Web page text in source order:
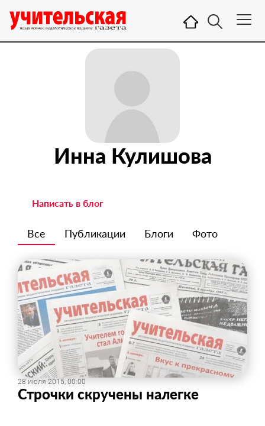
Инна Кулишова
Написать в блог
Все Публикации Блоги Фото
28 июля 2015, 00:00
Строчки скручены налегке